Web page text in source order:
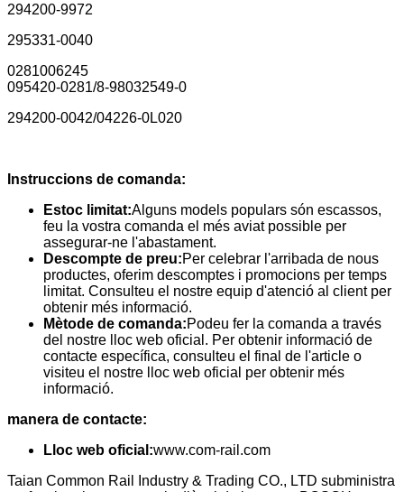
294200-9972
295331-0040
0281006245
095420-0281/8-98032549-0
294200-0042/04226-0L020
Instruccions de comanda:
Estoc limitat:Alguns models populars són escassos,
feu la vostra comanda el més aviat possible per
assegurar-ne l'abastament.
Descompte de preu:Per celebrar l'arribada de nous
productes, oferim descomptes i promocions per temps
limitat. Consulteu el nostre equip d'atenció al client per
obtenir més informació.
Mètode de comanda:Podeu fer la comanda a través
del nostre lloc web oficial. Per obtenir informació de
contacte específica, consulteu el final de l'article o
visiteu el nostre lloc web oficial per obtenir més
informació.
manera de contacte:
Lloc web oficial:www.com-rail.com
Taian Common Rail Industry & Trading CO., LTD subministra